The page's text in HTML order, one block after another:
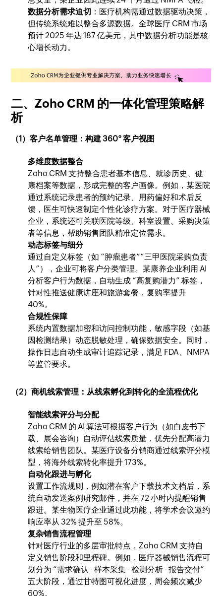
数据分析需求迫切 ：医疗机构需通过数据驱动决策，
但传统系统难以整合多源数据。全球医疗 CRM 市场
预计 2025 年达 187 亿美元，其中数据分析功能是核
心增长动力。
二、Zoho CRM 的一体化管理策略解
析
（1）客户名单管理：构建 360° 客户视图
多维度数据整合
Zoho CRM 支持整合患者基本信息、就诊历史、健
康档案等数据，形成完整的客户画像。例如，某医院
通过系统记录患者的预约记录、用药偏好和术后反
馈，医生可快速制定个性化诊疗方案。对于医疗器械
企业，系统还可关联医院等级、科室设置、采购决策
者等信息，帮助销售团队精准定位需求。
动态标签与细分
通过自定义标签（如 “肿瘤患者”“三甲医院采购负责
人”），企业可将客户分类管理。某康养企业利用 AI
分析客户行为数据，自动生成 “高复购潜力” 标签，
针对性推送健康讲座和旅游套餐，复购率提升
40%。
合规性保障
系统内置数据加密和访问控制功能，敏感字段（如基
因检测结果）动态脱敏处理，确保数据安全。同时，
操作日志自动生成审计追踪记录，满足 FDA、NMPA
等监管要求。
（2）商机线索管理：从线索孵化到转化的全流程优化
智能线索评分与分配
Zoho CRM 的 AI 算法可根据客户行为（如白皮书下
载、展会咨询）自动评估线索质量，优先分配高潜力
线索给销售团队。某医疗设备分销商通过线索评分模
型，将海外线索转化率提升 173%。
自动化跟进与孵化
设置工作流规则，例如潜在客户下载技术文档后，系
统自动发送案例研究邮件，并在 72 小时内提醒销售
跟进。某生物医疗企业通过此功能，将学术会议邀约
响应率从 32% 提升至 58%。
复杂销售流程管理
针对医疗行业的多层审批特点，Zoho CRM 支持自
定义销售阶段和里程碑。例如，医疗器械销售流程可
划分为 “需求确认 - 样本采集 - 检测分析 - 报告交付”
五大阶段，通过甘特图可视化进度，周会频次减少
60%。